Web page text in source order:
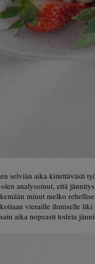
selviän aika kiitettävästi
analysoinut, että
minut melko
vieraille ihmiselle
aika nopeasti todeta